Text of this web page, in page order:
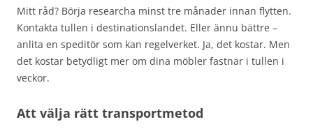
Mitt råd? Börja researcha minst tre månader innan flytten.
Kontakta tullen i destinationslandet. Eller ännu bättre –
anlita en speditör som kan regelverket. Ja, det kostar. Men
det kostar betydligt mer om dina möbler fastnar i tullen i
veckor.
Att välja rätt transportmetod